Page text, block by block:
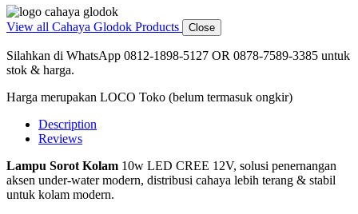
View all Cahaya Glodok Products Close
Silahkan di WhatsApp 0812-1898-5127 OR 0878-7589-3385 untuk
stok & harga.
Harga merupakan LOCO Toko (belum termasuk ongkir)
Description
Reviews
Lampu Sorot Kolam 10w LED CREE 12V, solusi penernangan
aksen under-water modern, distribusi cahaya lebih terang & stabil
untuk kolam modern.